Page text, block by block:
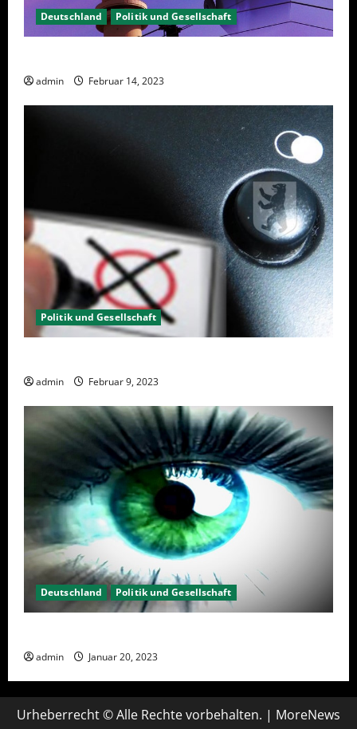
Deutschland Politik und Gesellschaft
admin Februar 14, 2023
Politik und Gesellschaft
admin Februar 9, 2023
Deutschland Politik und Gesellschaft
admin Januar 20, 2023
Urheberrecht © Alle Rechte vorbehalten. | MoreNews